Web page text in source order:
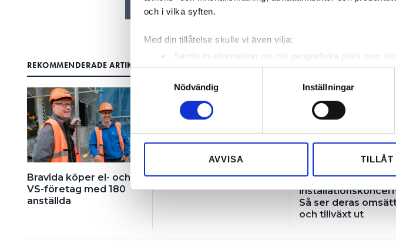
och i vilka syften.
Med din tillåtelse skulle vi även vilja:
Samla in information om din geografiska plats som
Identifiera din enhet genom att aktivt skanna den för
Ta reda på mer om hur dina personliga uppgifter behandlas
eller dra tillbaka ditt samtycke när som helst från cookie-
sociala medier och analysera vår trafik. Vi vidarebefordrar
till de sociala medier och annons- och analysföretag som vi
Nödvändig
Inställningar
AVVISA TILLÅT
REKOMMENDERADE ARTIKLAR
Bravida köper el- och
VS-företag med 180
anställda
Bravida köper i Örebro
24
Så ser deras
och tillväxt ut